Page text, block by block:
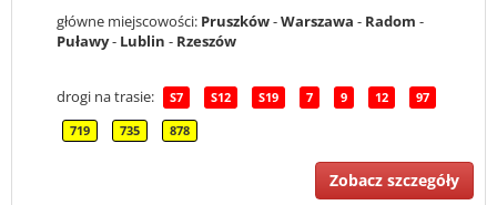
główne miejscowości: Pruszków-Warszawa - Radom -
Puławy- Lublin - Rzeszów
drogi na trasie: S7 S12 S19 7 9 12 97
719 735 878
Zobacz szczegóły